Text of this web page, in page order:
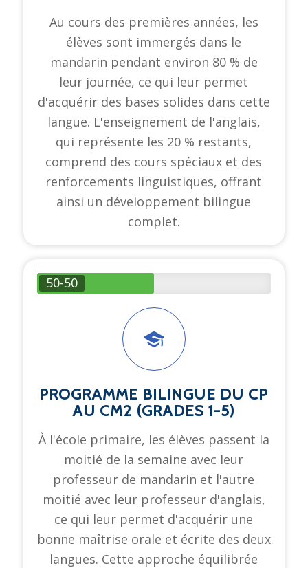
Au cours des premières années, les
élèves sont immergés dans le
mandarin pendant environ 80 % de
leur journée, ce qui leur permet
d'acquérir des bases solides dans cette
langue. L'enseignement de l'anglais,
qui représente les 20 % restants,
comprend des cours spéciaux et des
renforcements linguistiques, offrant
ainsi un développement bilingue
complet.
50-50
PROGRAMME BILINGUE DU CP
AU CM2 (GRADES 1-5)
À l'école primaire, les élèves passent la
moitié de la semaine avec leur
professeur de mandarin et l'autre
moitié avec leur professeur d'anglais,
ce qui leur permet d'acquérir une
bonne maîtrise orale et écrite des deux
langues. Cette approche équilibrée